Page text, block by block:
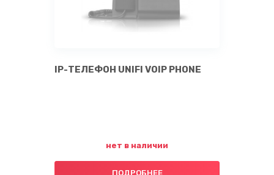
IP-ТЕЛЕФОН UNIFI VOIP PHONE
нет в наличии
ПОДРОБНЕЕ